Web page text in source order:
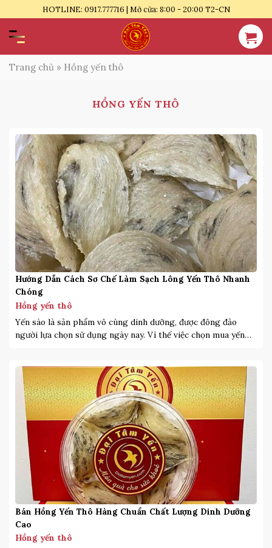
qua
nội
dung
HOTLINE: 0917.777716 | Mở cửa: 8:00 - 20:00 T2-CN
Trang chủ » Hồng yến thô
HỒNG YẾN THÔ
Hướng Dẫn Cách Sơ Chế Làm Sạch Lông Yến Thô Nhanh
Chóng
Hồng yến thô
Yến sào là sản phẩm vô cùng dinh dưỡng, được đông đảo
người lựa chọn sử dụng ngày nay. Vì thế việc chọn mua yến
yến thô là một cách […]
Bán Hồng Yến Thô Hàng Chuẩn Chất Lượng Dinh Dưỡng
Cao
Hồng yến thô